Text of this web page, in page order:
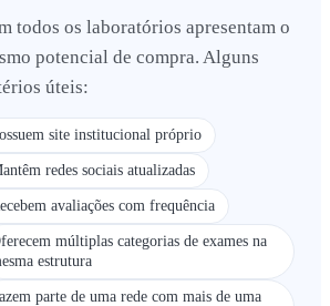
todos os laboratórios apresentam o
potencial de compra. Alguns
úteis:
site institucional próprio
redes sociais atualizadas
avaliações com frequência
múltiplas categorias de exames na
estrutura
parte de uma rede com mais de uma